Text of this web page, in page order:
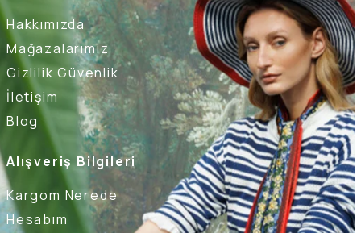
Hakkımızda
Mağazalarımız
Gizlilik Güvenlik
İletişim
Blog
Alışveriş Bilgileri
Kargom Nerede
Hesabım